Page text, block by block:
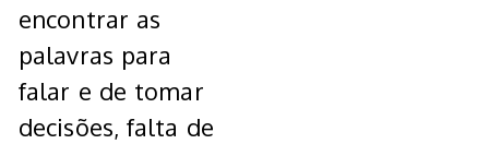
encontrar as
palavras para
falar e de tomar
decisões, falta de